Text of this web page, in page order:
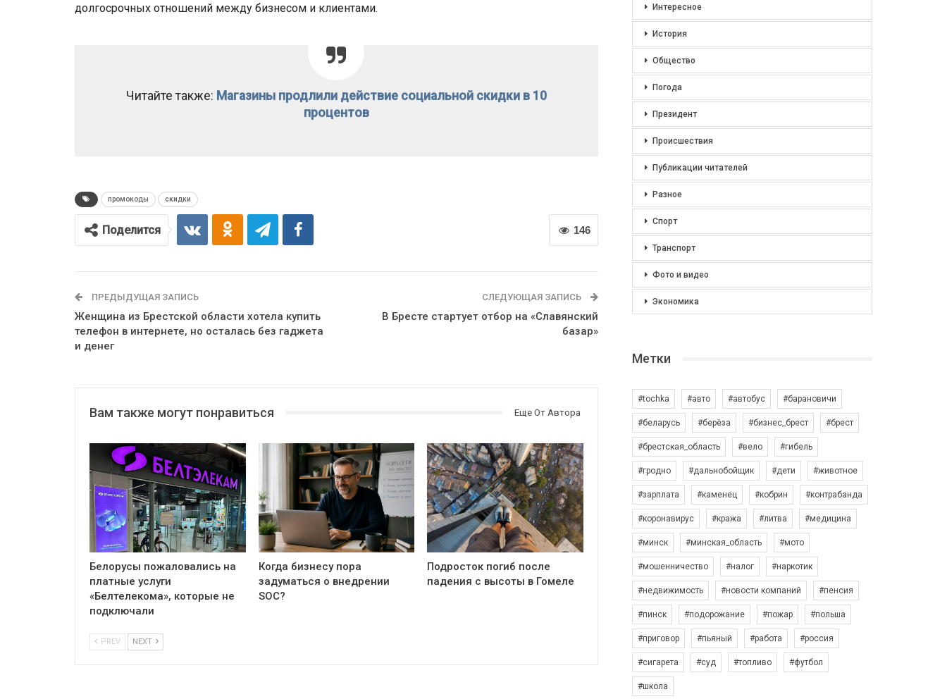
долгосрочных отношений между бизнесом и клиентами.
Читайте также: Магазины продлили действие социальной скидки в 10
процентов
промокоды скидки
146
Поделится
ПРЕДЫДУЩАЯ ЗАПИСЬ
Женщина из Брестской области хотела купить
телефон в интернете, но осталась без гаджета
и денег
СЛЕДУЮЩАЯ ЗАПИСЬ
В Бресте стартует отбор на «Славянский
базар»
Вам также могут понравиться Еще От Автора
Белорусы пожаловались на
платные услуги
«Белтелекома», которые не
подключали
Когда бизнесу пора
задуматься о внедрении
SOC?
Подросток погиб после
падения с высоты в Гомеле
PREV NEXT
Интересное
История
Общество
Погода
Президент
Происшествия
Публикации читателей
Разное
Спорт
Транспорт
Фото и видео
Экономика
Метки
#tochka #авто #автобус #барановичи
#беларусь #берёза #бизнес_брест #брест
#брестская_область #вело #гибель
#гродно #дальнобойщик #дети #животное
#зарплата #каменец #кобрин #контрабанда
#коронавирус #кража #литва #медицина
#минск #минская_область #мото
#мошенничество #налог #наркотик
#недвижимость #новости компаний #пенсия
#пинск #подорожание #пожар #польша
#приговор #пьяный #работа #россия
#сигарета #суд #топливо #футбол
#школа